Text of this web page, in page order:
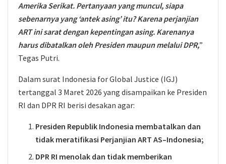
Amerika Serikat. Pertanyaan yang muncul, siapa
sebenarnya yang ‘antek asing’ itu? Karena perjanjian
ART ini sarat dengan kepentingan asing. Karenanya
harus dibatalkan oleh Presiden maupun melalui DPR,”
Tegas Putri.
Dalam surat Indonesia for Global Justice (IGJ)
tertanggal 3 Maret 2026 yang disampaikan ke Presiden
RI dan DPR RI berisi desakan agar:
Presiden Republik Indonesia membatalkan dan
tidak meratifikasi Perjanjian ART AS–Indonesia;
DPR RI menolak dan tidak memberikan